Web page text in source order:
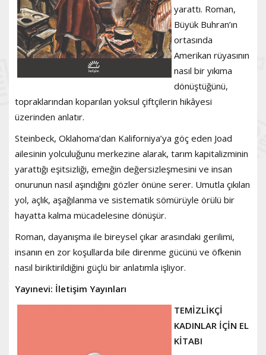
yarattı. Roman,
Büyük Buhran’ın
ortasında
Amerikan rüyasının
nasıl bir yıkıma
dönüştüğünü,
topraklarından koparılan yoksul çiftçilerin hikâyesi
üzerinden anlatır.
Steinbeck, Oklahoma’dan Kaliforniya’ya göç eden Joad
ailesinin yolculuğunu merkezine alarak, tarım kapitalizminin
yarattığı eşitsizliği, emeğin değersizleşmesini ve insan
onurunun nasıl aşındığını gözler önüne serer. Umutla çıkılan
yol, açlık, aşağılanma ve sistematik sömürüyle örülü bir
hayatta kalma mücadelesine dönüşür.
Roman, dayanışma ile bireysel çıkar arasındaki gerilimi,
insanın en zor koşullarda bile direnme gücünü ve öfkenin
nasıl biriktirildiğini güçlü bir anlatımla işliyor.
Yayınevi: İletişim Yayınları
TEMİZLİKÇİ
KADINLAR İÇİN EL
KİTABI